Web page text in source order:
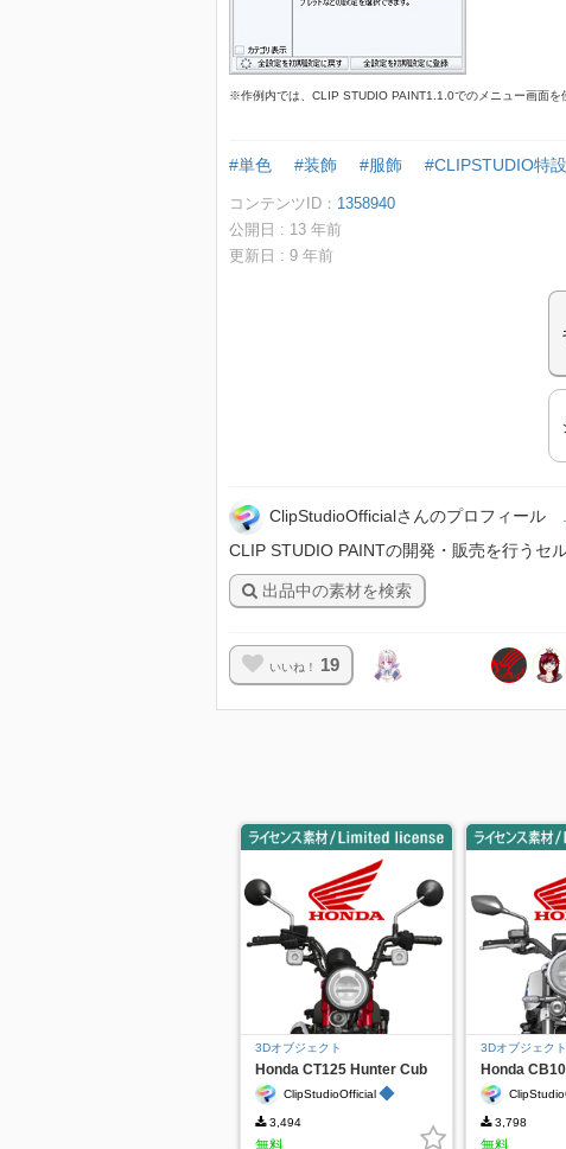
※作例内では、CLIP STUDIO PAINT1.1.0でのメニュー画面を
#単色 #装飾 #服飾 #CLIPSTUDIO特
コンテンツID： 1358940
公開日 : 13 年前
更新日 : 9 年前
ClipStudioOfficialさんのプロフィール
CLIP STUDIO PAINTの開発・販売を行うセ
出品中の素材を検索
いいね！ 19
3Dオブジェクト
Honda CT125 Hunter Cub
ClipStudioOfficial◆
3,494
無料
3Dオブジェクト
Honda
3,798
無料